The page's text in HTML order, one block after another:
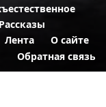
Рассказы
Лента
О сайте
Обратная связь